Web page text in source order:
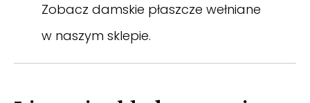
Zobacz damskie płaszcze wełniane
w naszym sklepie.